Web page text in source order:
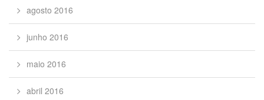
agosto 2016
junho 2016
maio 2016
abril 2016